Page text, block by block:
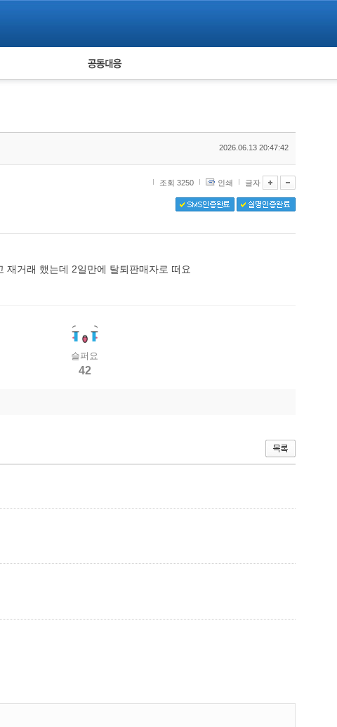
통계 피해자 공동대응
2026.06.13 20:47:42
조회 3250 인쇄 글자
재거래 했는데 2일만에 탈퇴판매자로 떠요
슬퍼요
42